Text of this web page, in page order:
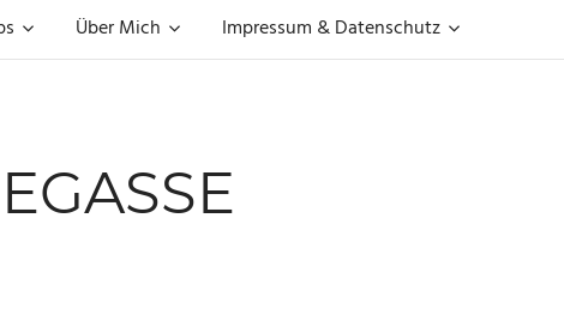
Über Mich Impressum & Datenschutz